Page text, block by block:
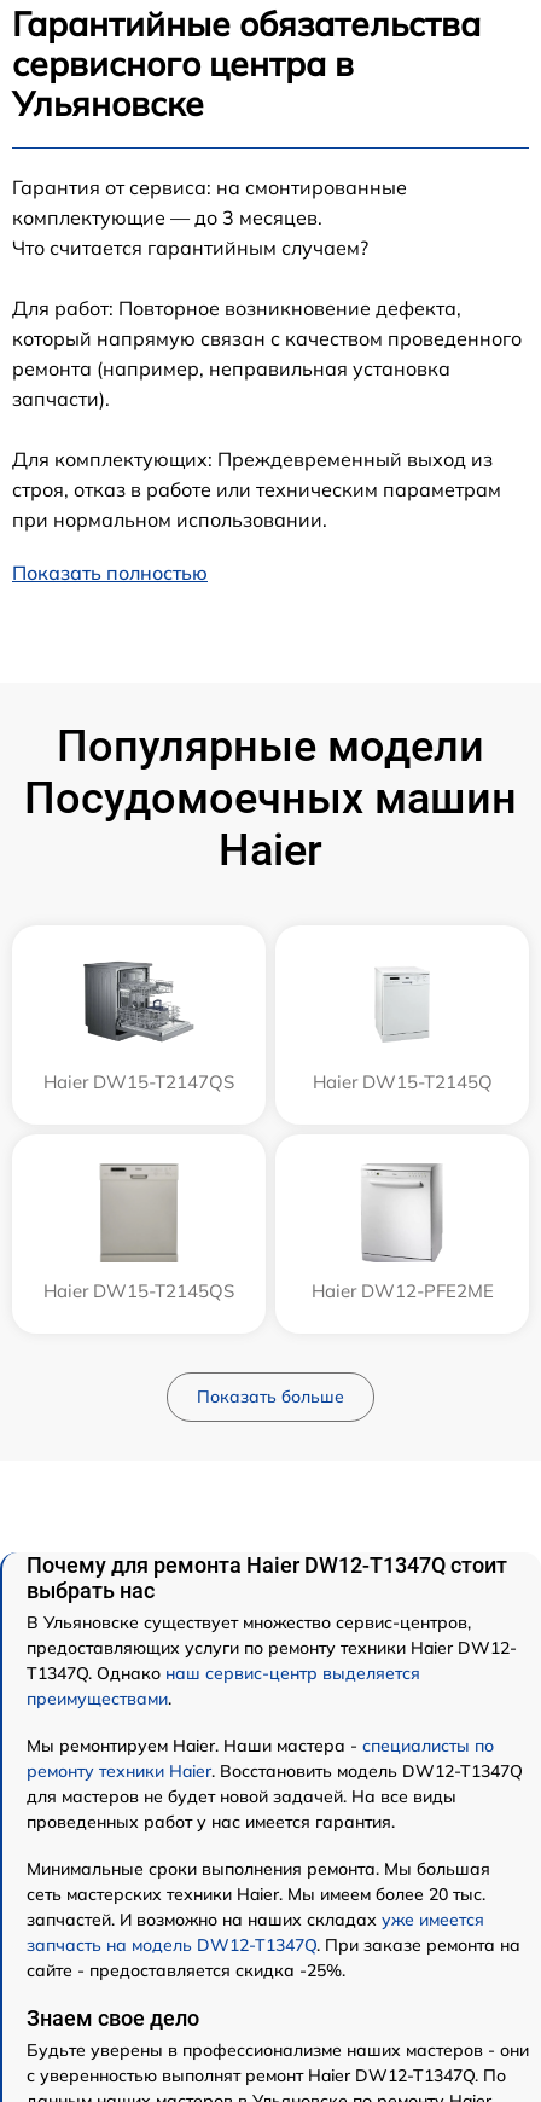
Гарантийные обязательства
сервисного центра в
Ульяновске
Гарантия от сервиса: на смонтированные
комплектующие — до 3 месяцев.
Что считается гарантийным случаем?
Для работ: Повторное возникновение дефекта,
который напрямую связан с качеством проведенного
ремонта (например, неправильная установка
запчасти).
Для комплектующих: Преждевременный выход из
строя, отказ в работе или техническим параметрам
при нормальном использовании.
Показать полностью
Популярные модели
Посудомоечных машин
Haier
Haier DW15-T2147QS Haier DW15-T2145Q
Haier DW15-T2145QS Haier DW12-PFE2ME
Показать больше
Почему для ремонта Haier DW12-T1347Q стоит
выбрать нас
В Ульяновске существует множество сервис-центров,
предоставляющих услуги по ремонту техники Haier DW12-
T1347Q. Однако наш сервис-центр выделяется
преимуществами.
Мы ремонтируем Haier. Наши мастера - специалисты по
ремонту техники Haier. Восстановить модель DW12-T1347Q
для мастеров не будет новой задачей. На все виды
проведенных работ у нас имеется гарантия.
Минимальные сроки выполнения ремонта. Мы большая
сеть мастерских техники Haier. Мы имеем более 20 тыс.
запчастей. И возможно на наших складах уже имеется
запчасть на модель DW12-T1347Q. При заказе ремонта на
сайте - предоставляется скидка -25%.
Знаем свое дело
Будьте уверены в профессионализме наших мастеров - они
с уверенностью выполнят ремонт Haier DW12-T1347Q. По